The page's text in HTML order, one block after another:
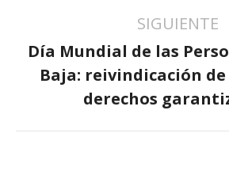
SIGUIENTE
Día Mundial de las
Baja: reivindicación
derechos